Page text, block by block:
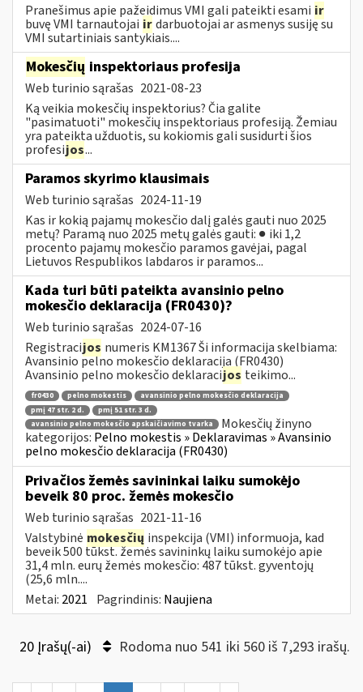
Pranešimus apie pažeidimus VMI gali pateikti esami ir
buvę VMI tarnautojai irdarbuotojai ar asmenys susiję su
VMI sutartiniais santykiais....
Mokesčių inspektoriaus profesija
Web turinio sąrašas 2021-08-23
Ką veikia mokesčių inspektorius? Čia galite
"pasimatuoti" mokesčių inspektoriaus profesiją. Žemiau
yra pateikta užduotis, su kokiomis gali susidurti šios
profesijos...
Paramos skyrimo klausimais
Web turinio sąrašas 2024-11-19
Kas ir kokią pajamų mokesčio dalį galės gauti nuo 2025
metų? Paramą nuo 2025 metų galės gauti: ● iki 1,2
procento pajamų mokesčio paramos gavėjai, pagal
Lietuvos Respublikos labdaros ir paramos...
Kada turi būti pateikta avansinio pelno
mokesčio deklaracija (FR0430)?
Web turinio sąrašas 2024-07-16
Registracijos numeris KM1367 Ši informacija skelbiama:
Avansinio pelno mokesčio deklaracija (FR0430)
Avansinio pelno mokesčio deklaracijos teikimo...
fr0430 pelno mokestis
avansinio pelno mokesčio deklaracija
pmį 47 str. 2 d.
pmį 51 str. 3 d.
avansinio pelno mokesčio apskaičiavimo tvarka
Mokesčių žinyno
kategorijos: Pelno mokestis » Deklaravimas » Avansinio
pelno mokesčio deklaracija (FR0430)
Privačios žemės savininkai laiku sumokėjo
beveik 80 proc. žemės mokesčio
Web turinio sąrašas 2021-11-16
Valstybinė mokesčių inspekcija (VMI) informuoja, kad
beveik 500 tūkst. žemės savininkų laiku sumokėjo apie
31,4 mln. eurų žemės mokesčio: 487 tūkst. gyventojų
(25,6 mln....
Metai: 2021 Pagrindinis: Naujiena
20 Įrašų(-ai) Rodoma nuo 541 iki 560 iš 7,293 irašų.